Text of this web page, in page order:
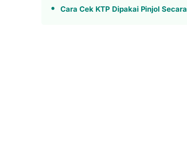
Cara Cek KTP Dipakai Pinjol